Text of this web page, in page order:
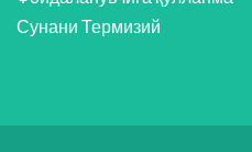
Сунани Термизий